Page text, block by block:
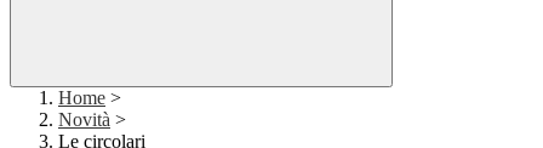
Home >
Novità >
Le circolari